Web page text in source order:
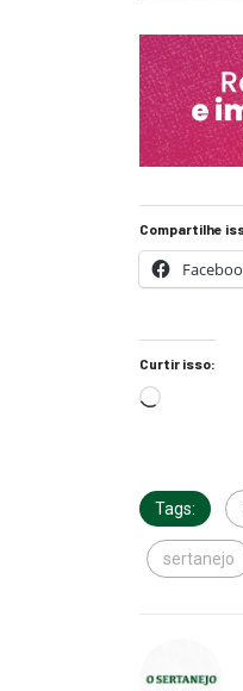
Compartilhe
Curtir isso:
Tags:
sertanejo